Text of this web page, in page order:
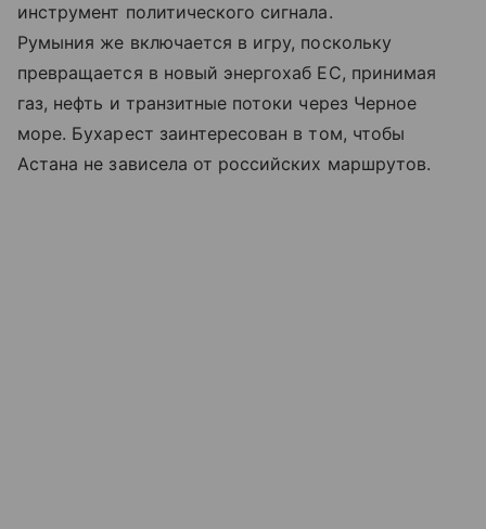
инструмент политического сигнала.
Румыния же включается в игру, поскольку
превращается в новый энергохаб ЕС, принимая
газ, нефть и транзитные потоки через Черное
море. Бухарест заинтересован в том, чтобы
Астана не зависела от российских маршрутов.